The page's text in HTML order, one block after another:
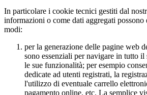
In particolare i cookie tecnici gestiti dal
informazioni o come dati aggregati possono
modi:
per la generazione delle pagine web
sono essenziali per navigare in tutto
le sue funzionalità; per esempio
dedicate ad utenti registrati, la
l'utilizzo di eventuale carrello
pagamento online, etc. La semplice